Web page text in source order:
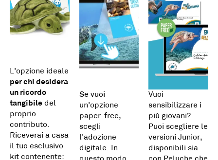
L'opzione ideale
per chi desidera
un ricordo
tangibile del
proprio
contributo.
Riceverai a casa
il tuo esclusivo
kit contenente:
Se vuoi
un'opzione
paper-free,
scegli
l'adozione
digitale. In
Vuoi
sensibilizzare i
più giovani?
Puoi scegliere le
versioni Junior,
disponibili sia